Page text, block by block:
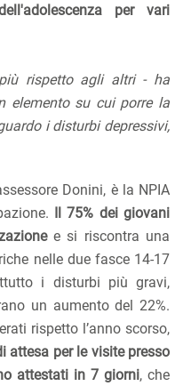
per vari
rispetto agli altri - ha
elemento su cui porre la
i disturbi depressivi,
Donini, è la NPIA
Il 75% dei giovani
e si riscontra una
nelle due fasce 14-17
i disturbi più gravi,
un aumento del 22%.
rispetto l’anno scorso,
attesa per le visite presso
attestati in 7 giorni, che